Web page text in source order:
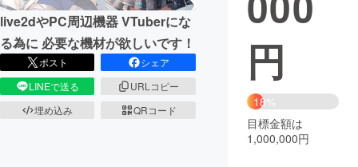
映像・映画 書籍・雑誌
ビジネス・起業
まちづくり・地域活性化
live2dやPC周辺機器 VTuberにな
る為に 必要な機材が欲しいです！
ポスト
シェア
LINEで送る
URLコピー
埋め込み
QRコード
円
18%
目標金額は
1,000,000円